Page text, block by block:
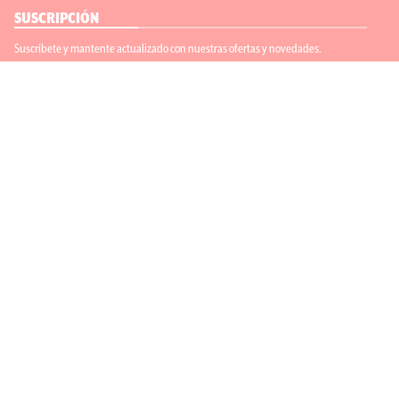
SUSCRIPCIÓN
Suscríbete y mantente actualizado con nuestras ofertas y novedades.